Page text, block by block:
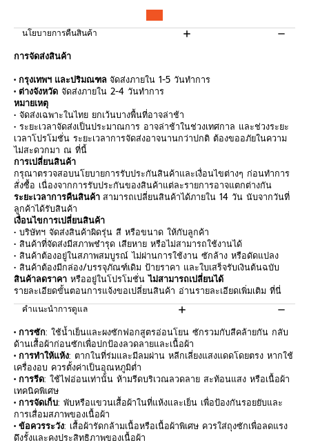
นโยบายการคืนสินค้า
การจัดส่งสินค้า
• กรุงเทพฯ และปริมณฑล จัดส่งภายใน 1-5 วันทำการ
• ต่างจังหวัด จัดส่งภายใน 2-4 วันทำการ
หมายเหตุ
• จัดส่งเฉพาะในไทย ยกเว้นบางพื้นที่อาจล่าช้า
• ระยะเวลาจัดส่งเป็นประมาณการ อาจล่าช้าในช่วงเทศกาล และช่วงระยะ
เวลาโปรโมชั่น ระยะเวลาการจัดส่งอาจนานกว่าปกติ ต้องขออภัยในความ
ไม่สะดวกมา ณ ที่นี้
การเปลี่ยนสินค้า
กรุณาตรวจสอบนโยบายการรับประกันสินค้าและเงื่อนไขต่างๆ ก่อนทำการ
สั่งซื้อ เนื่องจากการรับประกันของสินค้าแต่ละรายการอาจแตกต่างกัน
ระยะเวลาการคืนสินค้า สามารถเปลี่ยนสินค้าได้ภายใน 14 วัน นับจากวันที่
ลูกค้าได้รับสินค้า
เงื่อนไขการเปลี่ยนสินค้า
• บริษัทฯ จัดส่งสินค้าผิดรุ่น สี หรือขนาด ให้กับลูกค้า
• สินค้าที่จัดส่งมีสภาพชำรุด เสียหาย หรือไม่สามารถใช้งานได้
• สินค้าต้องอยู่ในสภาพสมบูรณ์ ไม่ผ่านการใช้งาน ซักล้าง หรือดัดแปลง
• สินค้าต้องมีกล่อง/บรรจุภัณฑ์เดิม ป้ายราคา และใบเสร็จรับเงินต้นฉบับ
สินค้าลดราคา หรืออยู่ในโปรโมชั่นไม่สามารถเปลี่ยนได้
รายละเอียดขั้นตอนการแจ้งขอเปลี่ยนสินค้า อ่านรายละเอียดเพิ่มเติม ที่นี่
คำแนะนำการดูแล
• การซัก: ใช้น้ำเย็นและผงซักฟอกสูตรอ่อนโยน ซักรวมกับสีคล้ายกัน กลับ
ด้านเสื้อผ้าก่อนซักเพื่อปกป้องลวดลายและเนื้อผ้า
• การทำให้แห้ง: ตากในที่ร่มและมีลมผ่าน หลีกเลี่ยงแสงแดดโดยตรง หากใช้
เครื่องอบ ควรตั้งค่าเป็นอุณหภูมิต่ำ
• การรีด: ใช้ไฟอ่อนเท่านั้น ห้ามรีดบริเวณลวดลาย สะท้อนแสง หรือเนื้อผ้า
เทคนิคพิเศษ
• การจัดเก็บ: พับหรือแขวนเสื้อผ้าในที่แห้งและเย็น เพื่อป้องกันรอยยับและ
การเสื่อมสภาพของเนื้อผ้า
• ข้อควรระวัง: เสื้อผ้ารัดกล้ามเนื้อหรือเนื้อผ้าพิเศษ ควรใส่ถุงซักเพื่อลดแรง
ดึงรั้งและคงประสิทธิภาพของเนื้อผ้า